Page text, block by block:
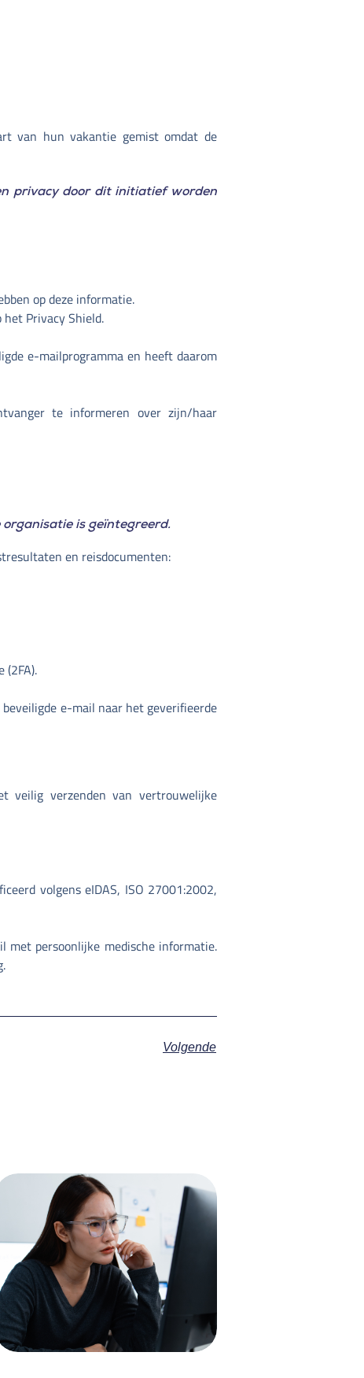
van hun vakantie gemist omdat de
privacy door dit initiatief worden
op deze informatie.
Privacy Shield.
e-mailprogramma en heeft daarom
te informeren over zijn/haar
is geïntegreerd.
en reisdocumenten:
e-mail naar het geverifieerde
veilig verzenden van vertrouwelijke
volgens eIDAS, ISO 27001:2002,
met persoonlijke medische informatie.
Volgende